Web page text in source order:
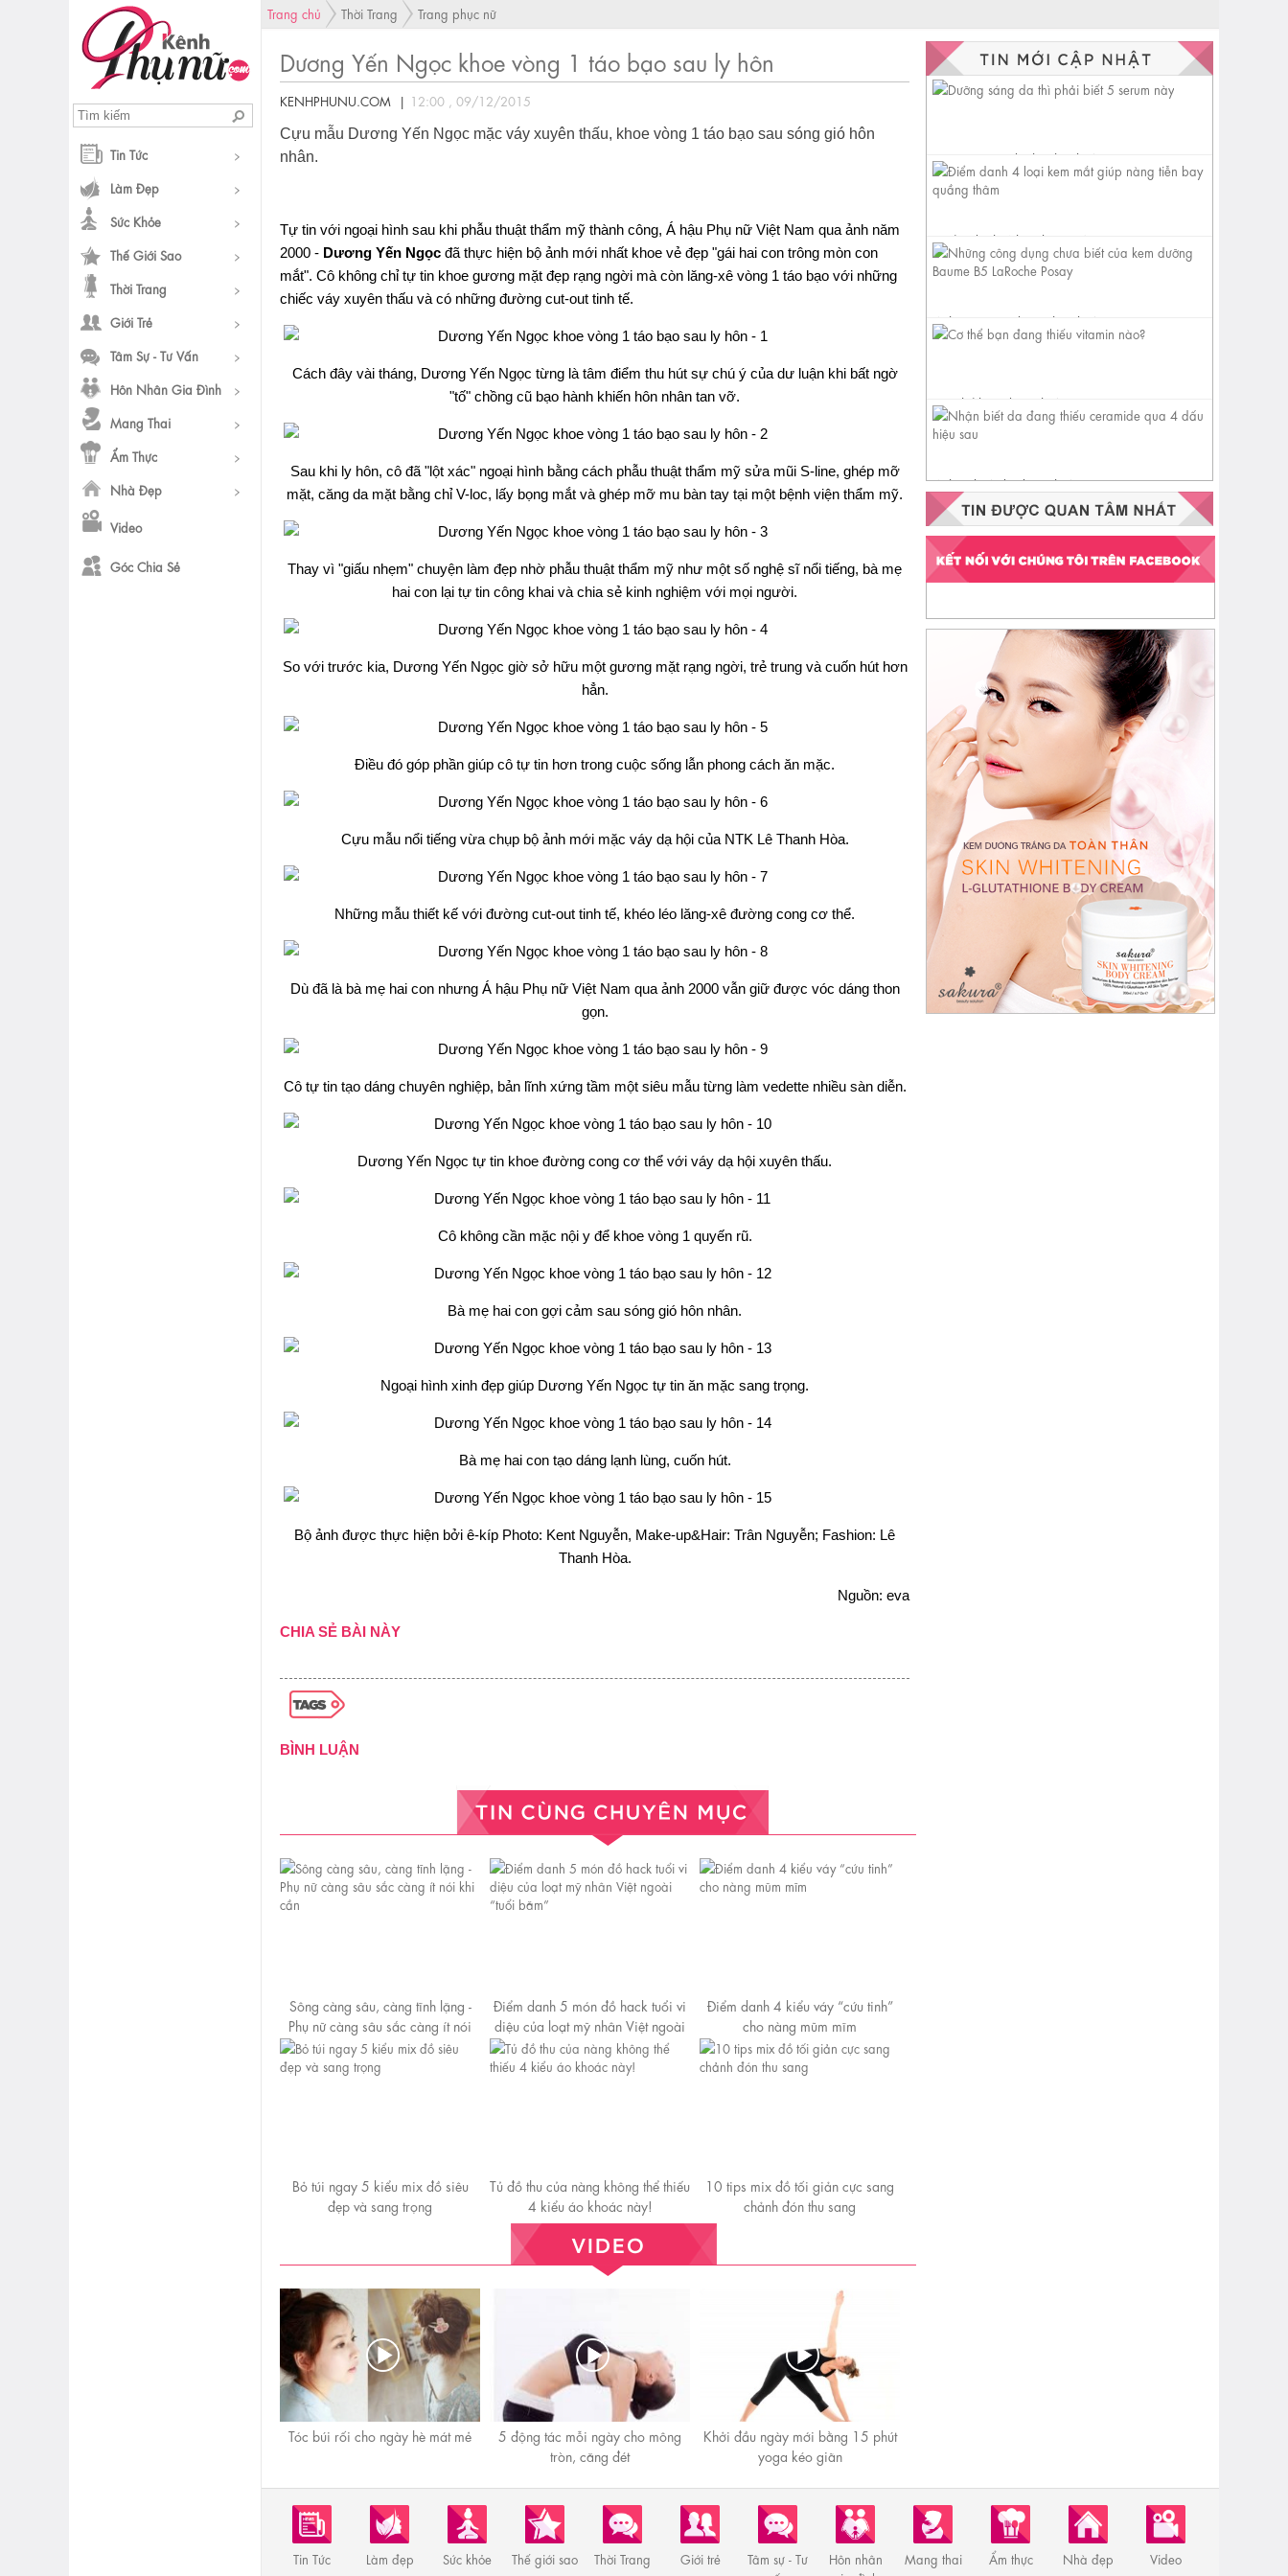
Tin Tức
Làm Đẹp
Sức Khỏe
Thế Giới Sao
Thời Trang
Giới Trẻ
Tâm Sự - Tư Vấn
Hôn Nhân Gia Đình
Mang Thai
Ẩm Thực
Nhà Đẹp
Video
Góc Chia Sẻ
Trang chủ Thời Trang Trang phục nữ
Dương Yến Ngọc khoe vòng 1 táo bạo sau ly hôn
KENHPHUNU.COM | 12:00 , 09/12/2015
Cựu mẫu Dương Yến Ngọc mặc váy xuyên thấu, khoe vòng 1 táo bạo sau sóng gió hôn
nhân.
Tự tin với ngoại hình sau khi phẫu thuật thẩm mỹ thành công, Á hậu Phụ nữ Việt Nam qua ảnh năm
2000 - Dương Yến Ngọc đã thực hiện bộ ảnh mới nhất khoe vẻ đẹp "gái hai con trông mòn con
mắt". Cô không chỉ tự tin khoe gương mặt đẹp rạng ngời mà còn lăng-xê vòng 1 táo bạo với những
chiếc váy xuyên thấu và có những đường cut-out tinh tế.
Cách đây vài tháng, Dương Yến Ngọc từng là tâm điểm thu hút sự chú ý của dư luận khi bất ngờ
"tố" chồng cũ bạo hành khiến hôn nhân tan vỡ.
Sau khi ly hôn, cô đã "lột xác" ngoại hình bằng cách phẫu thuật thẩm mỹ sửa mũi S-line, ghép mỡ
mặt, căng da mặt bằng chỉ V-loc, lấy bọng mắt và ghép mỡ mu bàn tay tại một bệnh viện thẩm mỹ.
Thay vì "giấu nhẹm" chuyện làm đẹp nhờ phẫu thuật thẩm mỹ như một số nghệ sĩ nổi tiếng, bà mẹ
hai con lại tự tin công khai và chia sẻ kinh nghiệm với mọi người.
So với trước kia, Dương Yến Ngọc giờ sở hữu một gương mặt rạng ngời, trẻ trung và cuốn hút hơn
hẳn.
Điều đó góp phần giúp cô tự tin hơn trong cuộc sống lẫn phong cách ăn mặc.
Cựu mẫu nổi tiếng vừa chụp bộ ảnh mới mặc váy dạ hội của NTK Lê Thanh Hòa.
Những mẫu thiết kế với đường cut-out tinh tế, khéo léo lăng-xê đường cong cơ thể.
Dù đã là bà mẹ hai con nhưng Á hậu Phụ nữ Việt Nam qua ảnh 2000 vẫn giữ được vóc dáng thon
gọn.
Cô tự tin tạo dáng chuyên nghiệp, bản lĩnh xứng tầm một siêu mẫu từng làm vedette nhiều sàn diễn.
Dương Yến Ngọc tự tin khoe đường cong cơ thể với váy dạ hội xuyên thấu.
Cô không cần mặc nội y để khoe vòng 1 quyến rũ.
Bà mẹ hai con gợi cảm sau sóng gió hôn nhân.
Ngoại hình xinh đẹp giúp Dương Yến Ngọc tự tin ăn mặc sang trọng.
Bà mẹ hai con tạo dáng lạnh lùng, cuốn hút.
Bộ ảnh được thực hiện bởi ê-kíp Photo: Kent Nguyễn, Make-up&Hair: Trân Nguyễn; Fashion: Lê
Thanh Hòa.
Nguồn: eva
CHIA SẺ BÀI NÀY
BÌNH LUẬN
Sông càng sâu, càng tĩnh lặng -
Phụ nữ càng sâu sắc càng ít nói
khi cần
Điểm danh 5 món đồ hack tuổi vi
diệu của loạt mỹ nhân Việt ngoài
“tuổi băm”
Điểm danh 4 kiểu váy “cứu tinh”
cho nàng mũm mĩm
Bỏ túi ngay 5 kiểu mix đồ siêu
đẹp và sang trọng
Tủ đồ thu của nàng không thể thiếu
4 kiểu áo khoác này!
10 tips mix đồ tối giản cực sang
chảnh đón thu sang
Tóc búi rối cho ngày hè mát mẻ
5 động tác mỗi ngày cho mông
tròn, căng đét
Khởi đầu ngày mới bằng 15 phút
yoga kéo giãn
Dưỡng sáng da thì phải biết 5
serum này
Điểm danh 4 loại kem mắt
giúp nàng tiễn bay quầng
thâm
Những công dụng chưa biết
của kem dưỡng Baume B5
Cơ thể bạn đang thiếu vitamin
nào?
Nhận biết da đang thiếu
ceramide qua 4 dấu hiệu sau
Tin Tức Làm đẹp Sức khỏe Thế giới sao Thời Trang Giới trẻ
Tâm sự - Tư
Hôn nhân
Mang thai Ẩm thực Nhà đẹp Video